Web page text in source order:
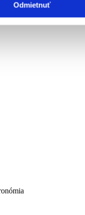
Odmietnuť